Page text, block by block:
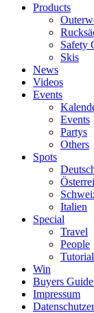
Products
Safety
Skis
News
Videos
Events
Events
Partys
Others
Spots
Italien
Special
Travel
People
Win
Buyers
Impressum